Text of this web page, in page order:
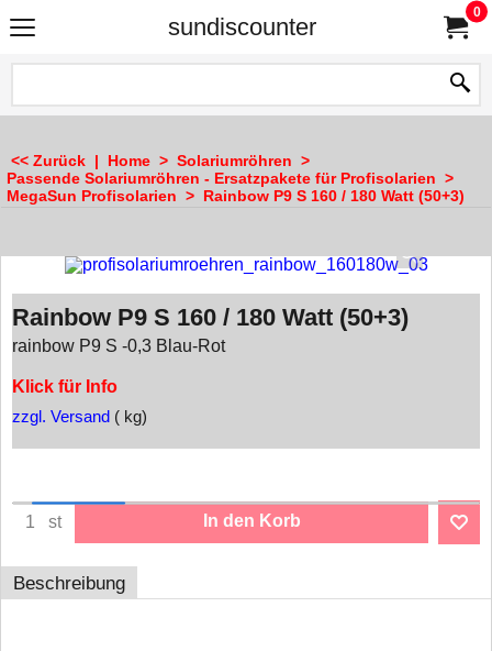
sundiscounter
0
<< Zurück | Home > Solariumröhren >
Passende Solariumröhren - Ersatzpakete für Profisolarien >
MegaSun Profisolarien > Rainbow P9 S 160 / 180 Watt (50+3)
Rainbow P9 S 160 / 180 Watt (50+3)
rainbow P9 S -0,3 Blau-Rot
Klick für Info
zzgl. Versand kg
st In den Korb
Beschreibung